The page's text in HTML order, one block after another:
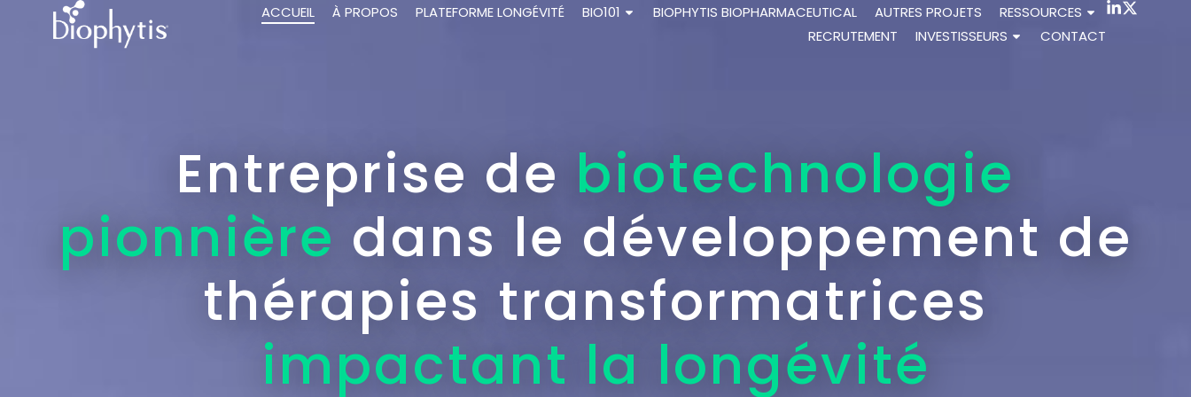
ACCUEIL À PROPOS PLATEFORME LONGÉVITÉ BIO101 BIOPHYTIS BIOPHARMACEUTICAL AUTRES PROJETS
RESSOURCES
RECRUTEMENT
INVESTISSEURS CONTACT
Entreprise de biotechnologie
pionnière dans le développement de
thérapies transformatrices
impactant la longévité